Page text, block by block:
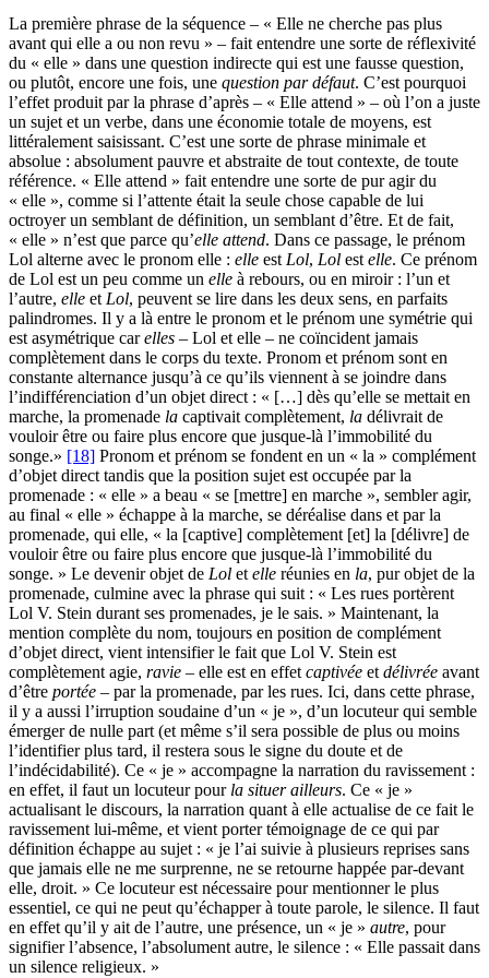
La première phrase de la séquence – « Elle ne cherche pas plus
avant qui elle a ou non revu » – fait entendre une sorte de réflexivité
du « elle » dans une question indirecte qui est une fausse question,
ou plutôt, encore une fois, une question par défaut. C’est pourquoi
l’effet produit par la phrase d’après – « Elle attend » – où l’on a juste
un sujet et un verbe, dans une économie totale de moyens, est
littéralement saisissant. C’est une sorte de phrase minimale et
absolue : absolument pauvre et abstraite de tout contexte, de toute
référence. « Elle attend » fait entendre une sorte de pur agir du
« elle », comme si l’attente était la seule chose capable de lui
octroyer un semblant de définition, un semblant d’être. Et de fait,
« elle » n’est que parce qu’elle attend. Dans ce passage, le prénom
Lol alterne avec le pronom elle : elle est Lol, Lol est elle. Ce prénom
de Lol est un peu comme un elle à rebours, ou en miroir : l’un et
l’autre, elle et Lol, peuvent se lire dans les deux sens, en parfaits
palindromes. Il y a là entre le pronom et le prénom une symétrie qui
est asymétrique carelles – Lol et elle – ne coïncident jamais
complètement dans le corps du texte. Pronom et prénom sont en
constante alternance jusqu’à ce qu’ils viennent à se joindre dans
l’indifférenciation d’un objet direct : « […] dès qu’elle se mettait en
marche, la promenade la captivait complètement, la délivrait de
vouloir être ou faire plus encore que jusque-là l’immobilité du
songe.» [18] Pronom et prénom se fondent en un « la » complément
d’objet direct tandis que la position sujet est occupée par la
promenade : « elle » a beau « se [mettre] en marche », sembler agir,
au final « elle » échappe à la marche, se déréalise dans et par la
promenade, qui elle, « la [captive] complètement [et] la [délivre] de
vouloir être ou faire plus encore que jusque-là l’immobilité du
songe. » Le devenir objet de Lol et elle réunies en la, pur objet de la
promenade, culmine avec la phrase qui suit : « Les rues portèrent
Lol V. Stein durant ses promenades, je le sais. » Maintenant, la
mention complète du nom, toujours en position de complément
d’objet direct, vient intensifier le fait que Lol V. Stein est
complètement agie, ravie – elle est en effet captivée et délivrée avant
d’être portée – par la promenade, par les rues. Ici, dans cette phrase,
il y a aussi l’irruption soudaine d’un « je », d’un locuteur qui semble
émerger de nulle part (et même s’il sera possible de plus ou moins
l’identifier plus tard, il restera sous le signe du doute et de
l’indécidabilité). Ce « je » accompagne la narration du ravissement :
en effet, il faut un locuteur pour la situer ailleurs. Ce « je »
actualisant le discours, la narration quant à elle actualise de ce fait le
ravissement lui-même, et vient porter témoignage de ce qui par
définition échappe au sujet : « je l’ai suivie à plusieurs reprises sans
que jamais elle ne me surprenne, ne se retourne happée par-devant
elle, droit. » Ce locuteur est nécessaire pour mentionner le plus
essentiel, ce qui ne peut qu’échapper à toute parole, le silence. Il faut
en effet qu’il y ait de l’autre, une présence, un « je » autre, pour
signifier l’absence, l’absolument autre, le silence : « Elle passait dans
un silence religieux. »